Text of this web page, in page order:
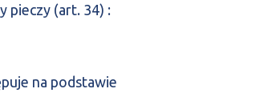
pieczy (art. 34) :
na podstawie